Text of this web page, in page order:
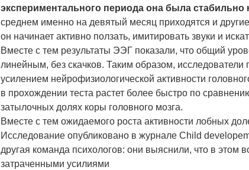
экспериментального периода она была стабильно
среднем именно на девятый месяц приходятся и
он начинает активно ползать, имитировать звуки и
Вместе с тем результаты ЭЭГ показали, что общий
линейным, без скачков. Таким образом, исследователи
усилением нейрофизиологической активности
в прохождении теста растет более быстро по
затылочных долях коры головного мозга.
Вместе с тем ожидаемого роста активности лобных
Исследование опубликовано в журнале Child
другая команда психологов: они выяснили, что в этом
затраченными усилиями